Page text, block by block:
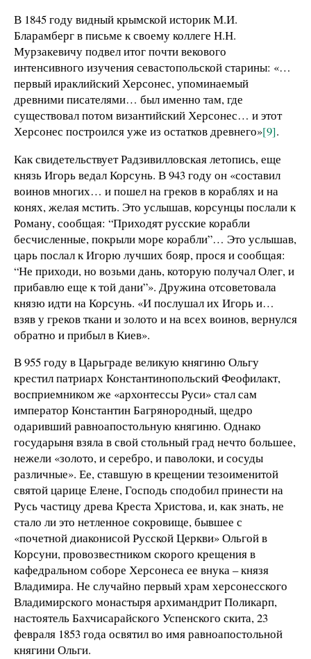
В 1845 году видный крымской историк М.И.
Бларамберг в письме к своему коллеге Н.Н.
Мурзакевичу подвел итог почти векового
интенсивного изучения севастопольской старины: «…
первый ираклийский Херсонес, упоминаемый
древними писателями… был именно там, где
существовал потом византийский Херсонес… и этот
Херсонес построился уже из остатков древнего»[9].
Как свидетельствует Радзивилловская летопись, еще
князь Игорь ведал Корсунь. В 943 году он «составил
воинов многих… и пошел на греков в кораблях и на
конях, желая мстить. Это услышав, корсунцы послали к
Роману, сообщая: “Приходят русские корабли
бесчисленные, покрыли море корабли”… Это услышав,
царь послал к Игорю лучших бояр, прося и сообщая:
“Не приходи, но возьми дань, которую получал Олег, и
прибавлю еще к той дани”». Дружина отсоветовала
князю идти на Корсунь. «И послушал их Игорь и…
взяв у греков ткани и золото и на всех воинов, вернулся
обратно и прибыл в Киев».
В 955 году в Царьграде великую княгиню Ольгу
крестил патриарх Константинопольский Феофилакт,
восприемником же «архонтессы Руси» стал сам
император Константин Багрянородный, щедро
одаривший равноапостольную княгиню. Однако
государыня взяла в свой стольный град нечто большее,
нежели «золото, и серебро, и паволоки, и сосуды
различные». Ее, ставшую в крещении тезоименитой
святой царице Елене, Господь сподобил принести на
Русь частицу древа Креста Христова, и, как знать, не
стало ли это нетленное сокровище, бывшее с
«почетной диаконисой Русской Церкви» Ольгой в
Корсуни, провозвестником скорого крещения в
кафедральном соборе Херсонеса ее внука – князя
Владимира. Не случайно первый храм херсонесского
Владимирского монастыря архимандрит Поликарп,
настоятель Бахчисарайского Успенского скита, 23
февраля 1853 года освятил во имя равноапостольной
княгини Ольги.